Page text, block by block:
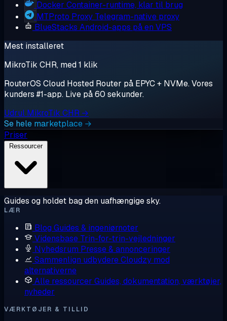
Docker Container-runtime, klar til brug
MTProto Proxy Telegram-native proxy
BlueStacks Android-apps på en VPS
Mest installeret
MikroTik CHR, med 1 klik
RouterOS Cloud Hosted Router på EPYC + NVMe. Vores
kunders #1-app. Live på 60 sekunder.
Udrul MikroTik CHR →
Se hele marketplace →
Priser
Ressourcer
Guides og holdet bag den uafhængige sky.
LÆR
Blog Guides & ingeniørnoter
Vidensbase Trin-for-trin-vejledninger
Nyhedsrum Presse & annonceringer
Sammenlign udbydereCloudzy mod
alternativerne
Alle ressourcer Guides, dokumentation, værktøjer,
nyheder
VÆRKTØJER & TILLID